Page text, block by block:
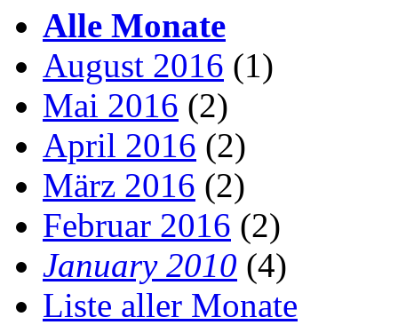
Alle Monate
August 2016 (1)
Mai 2016 (2)
April 2016 (2)
März 2016 (2)
Februar 2016 (2)
January 2010 (4)
Liste aller Monate